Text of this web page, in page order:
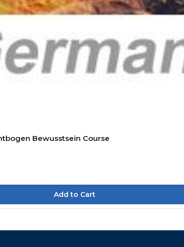
Bewusstsein Course